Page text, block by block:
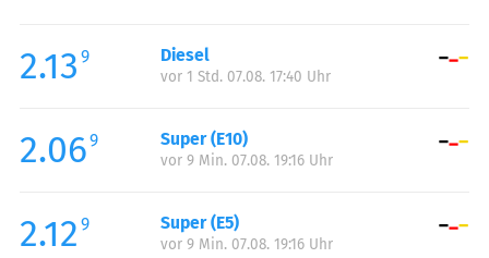
Mittwoch:
00:00-23:59
Donnerstag:
Samstag:
00:00-23:59
Sonntag:
2.13 9 Diesel
vor 1 Std. 07.08. 17:40 Uhr
2.069 Super (E10)
vor 9 Min. 07.08. 19:16 Uhr
2.12 9 Super (E5)
vor 9 Min. 07.08. 19:16 Uhr